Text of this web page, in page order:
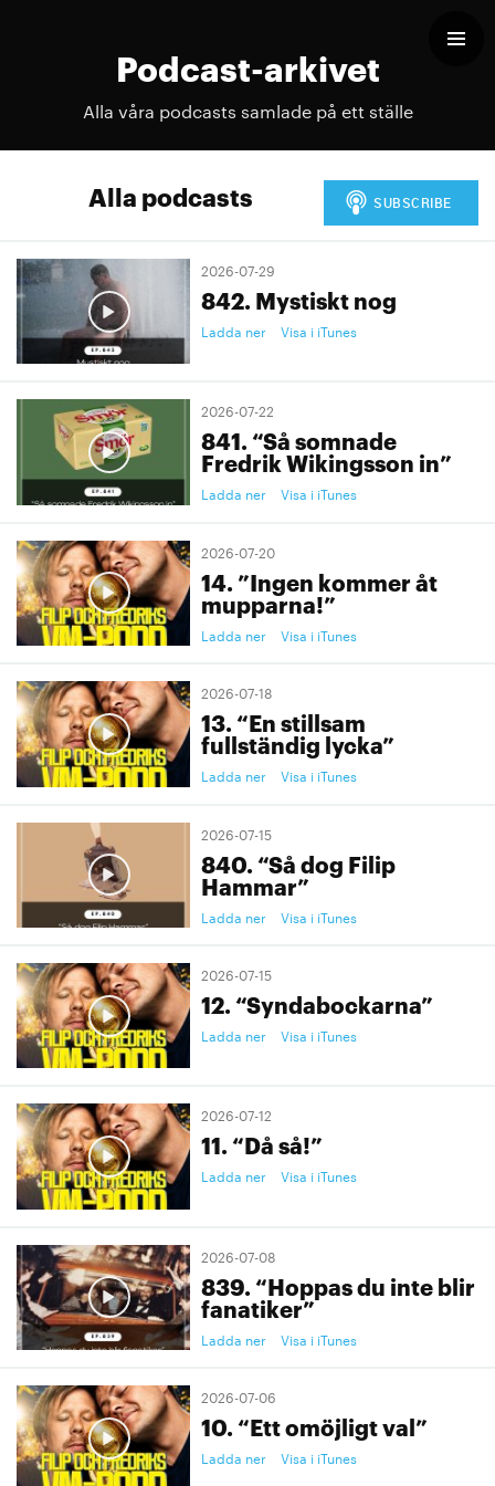
Podcast-arkivet
Alla våra podcasts samlade på ett ställe
Alla podcasts
2026-07-29
842. Mystiskt nog
Ladda ner Visa i iTunes
2026-07-22
841. “Så somnade
Fredrik Wikingsson in”
Ladda ner Visa i iTunes
2026-07-20
14. ”Ingen kommer åt
mupparna!”
Ladda ner Visa i iTunes
2026-07-18
13. “En stillsam
fullständig lycka”
Ladda ner Visa i iTunes
2026-07-15
840. “Så dog Filip
Hammar”
Ladda ner Visa i iTunes
2026-07-15
12. “Syndabockarna”
Ladda ner Visa i iTunes
2026-07-12
11. “Då så!”
Ladda ner Visa i iTunes
2026-07-08
839. “Hoppas du inte blir
fanatiker”
Ladda ner Visa i iTunes
2026-07-06
10. “Ett omöjligt val”
Ladda ner Visa i iTunes